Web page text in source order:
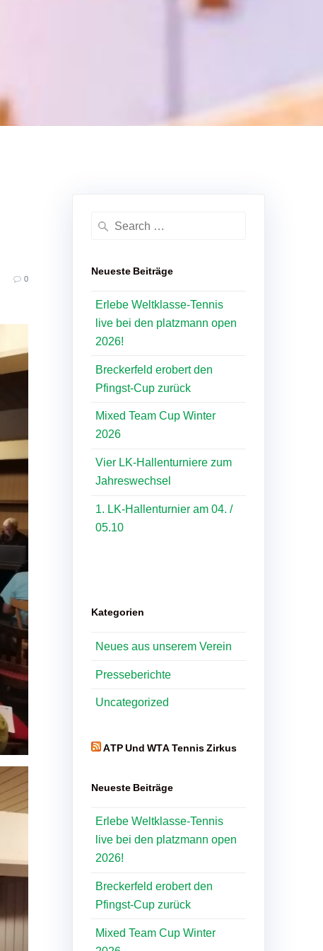
0
Search
Neueste Beiträge
Erlebe Weltklasse-Tennis
live bei den platzmann open
2026!
Breckerfeld erobert den
Pfingst-Cup zurück
Mixed Team Cup Winter
2026
Vier LK-Hallenturniere zum
Jahreswechsel
1. LK-Hallenturnier am 04. /
05.10
Kategorien
Neues aus unserem Verein
Presseberichte
Uncategorized
ATP Und WTA Tennis Zirkus
Neueste Beiträge
Erlebe Weltklasse-Tennis
live bei den platzmann open
2026!
Breckerfeld erobert den
Pfingst-Cup zurück
Mixed Team Cup Winter